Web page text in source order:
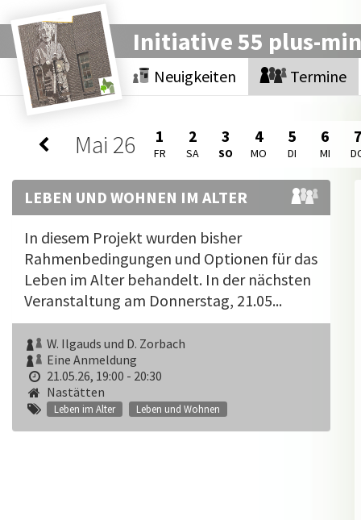
Initiative 55 plus-
Neuigkeiten Termine
Mai 26 1
FR
2
SA
3
SO
4
MO
5
DI
6
MI
LEBEN UND WOHNEN IM ALTER
In diesem Projekt wurden bisher
Rahmenbedingungen und Optionen für das
Leben im Alter behandelt. In der nächsten
Veranstaltung am Donnerstag, 21.05...
W. Ilgauds und D. Zorbach
Eine Anmeldung
21.05.26, 19:00 - 20:30
Nastätten
Leben im Alter Leben und Wohnen